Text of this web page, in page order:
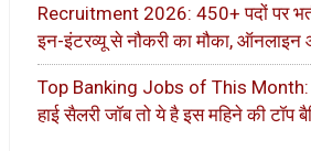
Recruitment 2026: 450+ पदों पर भर्ती,
इन-इंटरव्यू से नौकरी का मौका,
Top Banking Jobs of This Month:
हाई सैलरी जॉब तो ये है इस महिने की टॉप